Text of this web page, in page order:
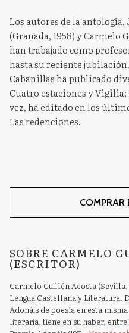
Los autores de la
(Granada, 1958) y Carmelo
han trabajado como
hasta su reciente
Cabanillas ha publicado
Cuatro estaciones y Vigilia;
vez, ha editado en los
Las redenciones.
COMPRAR
SOBRE CARMELO
(ESCRITOR)
Carmelo Guillén Acosta
Lengua Castellana y Literatura.
Adonáis de poesía en esta
literaria, tiene en su haber,